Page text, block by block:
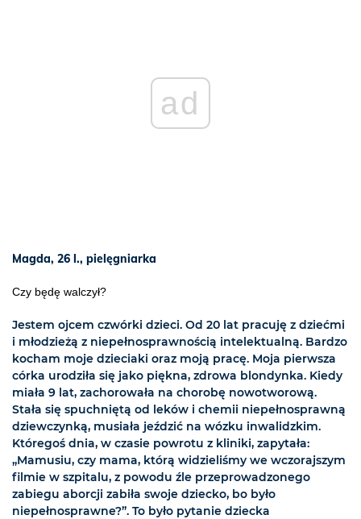
ad
Magda, 26 l., pielęgniarka
Czy będę walczył?
Jestem ojcem czwórki dzieci. Od 20 lat pracuję z dziećmi
i młodzieżą z niepełnosprawnością intelektualną. Bardzo
kocham moje dzieciaki oraz moją pracę. Moja pierwsza
córka urodziła się jako piękna, zdrowa blondynka. Kiedy
miała 9 lat, zachorowała na chorobę nowotworową.
Stała się spuchniętą od leków i chemii niepełnosprawną
dziewczynką, musiała jeździć na wózku inwalidzkim.
Któregoś dnia, w czasie powrotu z kliniki, zapytała:
„Mamusiu, czy mama, którą widzieliśmy we wczorajszym
filmie w szpitalu, z powodu źle przeprowadzonego
zabiegu aborcji zabiła swoje dziecko, bo było
niepełnosprawne?”. To było pytanie dziecka